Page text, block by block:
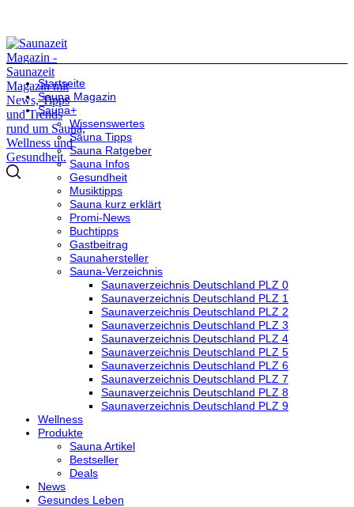
Startseite
Sauna Magazin
Sauna+
Wissenswertes
Sauna Tipps
Sauna Ratgeber
Sauna Infos
Gesundheit
Musiktipps
Sauna kurz erklärt
Promi-News
Buchtipps
Gastbeitrag
Saunahersteller
Sauna-Verzeichnis
Saunaverzeichnis Deutschland PLZ 0
Saunaverzeichnis Deutschland PLZ 1
Saunaverzeichnis Deutschland PLZ 2
Saunaverzeichnis Deutschland PLZ 3
Saunaverzeichnis Deutschland PLZ 4
Saunaverzeichnis Deutschland PLZ 5
Saunaverzeichnis Deutschland PLZ 6
Saunaverzeichnis Deutschland PLZ 7
Saunaverzeichnis Deutschland PLZ 8
Saunaverzeichnis Deutschland PLZ 9
Wellness
Produkte
Sauna Artikel
Bestseller
Deals
News
Gesundes Leben